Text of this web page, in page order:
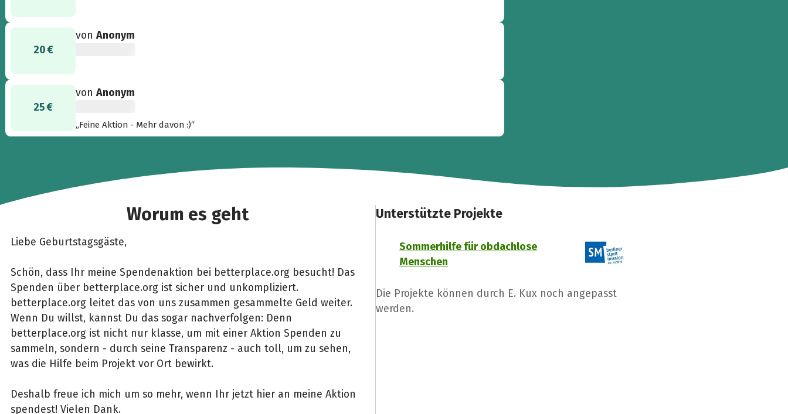
20 €
vonAnonym
25 €
vonAnonym
„Feine Aktion - Mehr davon :)“
Worum es geht
Liebe Geburtstagsgäste,
Schön, dass Ihr meine Spendenaktion bei betterplace.org besucht! Das
Spenden über betterplace.org ist sicher und unkompliziert.
betterplace.org leitet das von uns zusammen gesammelte Geld weiter.
Wenn Du willst, kannst Du das sogar nachverfolgen: Denn
betterplace.org ist nicht nur klasse, um mit einer Aktion Spenden zu
sammeln, sondern - durch seine Transparenz - auch toll, um zu sehen,
was die Hilfe beim Projekt vor Ort bewirkt.
Deshalb freue ich mich um so mehr, wenn Ihr jetzt hier an meine Aktion
spendest! Vielen Dank.
Unterstützte Projekte
Sommerhilfe für obdachlose
Menschen
Die Projekte können durch E. Kux noch angepasst
werden.